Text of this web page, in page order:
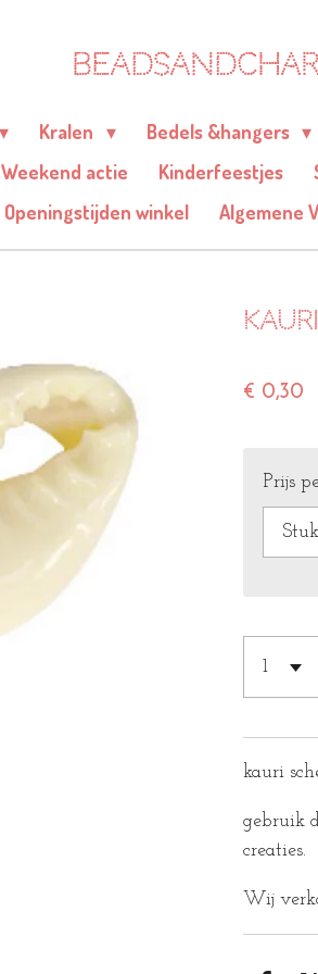
Kralen Bedels &hangers
Weekend actie Kinderfeestjes
Openingstijden winkel Algemene
€ 0,30
Prijs
kauri
gebruik
creaties.
Wij